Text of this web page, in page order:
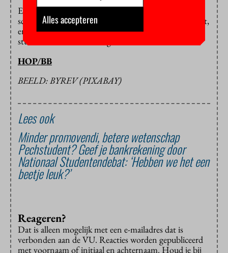
En die één miljard euro waar Bussemaker graag mee
schermt? Die wordt inderdaad maar in één jaar bereikt,
en alleen als het lukt om 200 miljoen euro op de ov-
studentenkaart te bezuinigen.
HOP/BB
BEELD: BYREV (PIXABAY)
Lees ook
Minder promovendi, betere wetenschap
Pechstudent? Geef je bankrekening door
Nationaal Studentendebat: ‘Hebben we het een
beetje leuk?’
Reageren?
Dat is alleen mogelijk met een e-mailadres dat is
verbonden aan de VU. Reacties worden gepubliceerd
met voornaam of initiaal en achternaam. Houd je bij
Alles accepteren